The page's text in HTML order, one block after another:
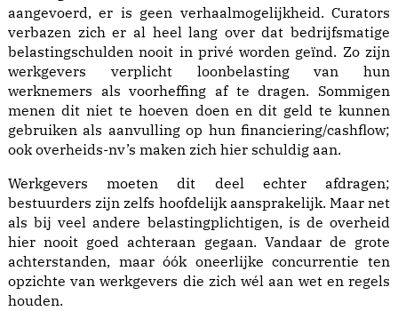
aangevoerd, er is geen verhaalmogelijkheid. Curators
verbazen zich er al heel lang over dat bedrijfsmatige
belastingschulden nooit in privé worden geïnd. Zo zijn
werkgevers verplicht loonbelasting van hun
werknemers als voorheffing af te dragen. Sommigen
menen dit niet te hoeven doen en dit geld te kunnen
gebruiken als aanvulling op hun financiering/cashflow;
ook overheids-nv’s maken zich hier schuldig aan.
Werkgevers moeten dit deel echter afdragen;
bestuurders zijn zelfs hoofdelijk aansprakelijk. Maar net
als bij veel andere belastingplichtigen, is de overheid
hier nooit goed achteraan gegaan. Vandaar de grote
achterstanden, maar óók oneerlijke concurrentie ten
opzichte van werkgevers die zich wél aan wet en regels
houden.